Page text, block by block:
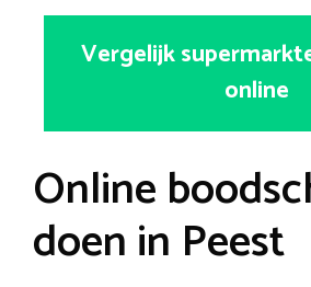
Vergelijk
online
Online
doen in Peest